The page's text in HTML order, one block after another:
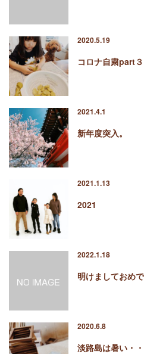
2020.5.19
コロナ自粛part３
2021.4.1
新年度突入。
2021.1.13
2021
2022.1.18
明けましておめ
2020.6.8
淡路島は暑い・・